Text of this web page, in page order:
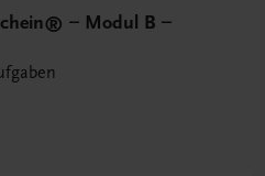
– Modul B –